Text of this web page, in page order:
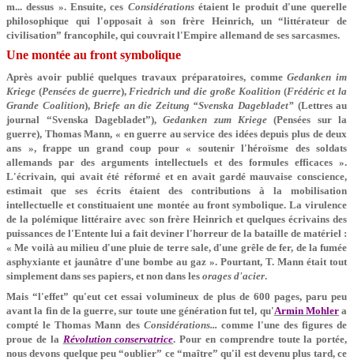
m... dessus ». Ensuite, ces Considérationsétaient le produit d'une querelle
philosophique qui l'opposait à son frère Heinrich, un “littérateur de
civilisation” francophile, qui couvrait l'Empire allemand de ses sarcasmes.
Une montée au front symbolique
Après avoir publié quelques travaux préparatoires, commeGedanken im
Kriege (Pensées de guerre), Friedrich und die große Koalition(Frédéric et la
Grande Coalition), Briefe an die Zeitung “Svenska Dagebladet” (Lettres au
journal “Svenska Dagebladet”),Gedanken zum Kriege (Pensées sur la
guerre), Thomas Mann, « en guerre au service des idées depuis plus de deux
ans », frappe un grand coup pour « soutenir l'héroïsme des soldats
allemands par des arguments intellectuels et des formules efficaces ».
L'écrivain, qui avait été réformé et en avait gardé mauvaise conscience,
estimait que ses écrits étaient des contributions à la mobilisation
intellectuelle et constituaient une montée au front symbolique. La virulence
de la polémique littéraire avec son frère Heinrich et quelques écrivains des
puissances de l'Entente lui a fait deviner l'horreur de la bataille de matériel :
« Me voilà au milieu d'une pluie de terre sale, d'une grêle de fer, de la fumée
asphyxiante et jaunâtre d'une bombe au gaz ». Pourtant, T. Mann était tout
simplement dans ses papiers, et non dans lesorages d'acier.
Mais “l'effet” qu'eut cet essai volumineux de plus de 600 pages, paru peu
avant la fin de la guerre, sur toute une génération fut tel, qu'Armin Mohlera
compté le Thomas Mann des Considérations... comme l'une des figures de
proue de la Révolution conservatrice. Pour en comprendre toute la portée,
nous devons quelque peu “oublier” ce “maître” qu'il est devenu plus tard, ce